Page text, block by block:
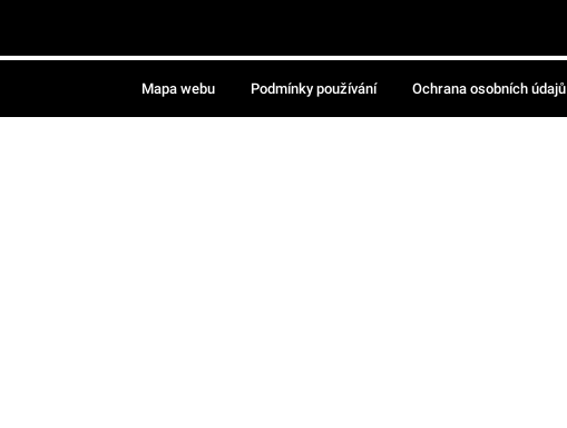
Mapa webu Podmínky používání Ochrana osobních údajů